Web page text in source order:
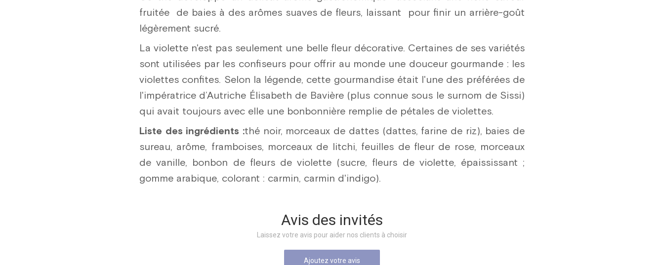
fruitée de baies à des arômes suaves de fleurs, laissant pour finir un arrière-goût
légèrement sucré.
La violette n'est pas seulement une belle fleur décorative. Certaines de ses variétés
sont utilisées par les confiseurs pour offrir au monde une douceur gourmande : les
violettes confites. Selon la légende, cette gourmandise était l'une des préférées de
l'impératrice d’Autriche Élisabeth de Bavière (plus connue sous le surnom de Sissi)
qui avait toujours avec elle une bonbonnière remplie de pétales de violettes.
Liste des ingrédients :thé noir, morceaux de dattes (dattes, farine de riz), baies de
sureau, arôme, framboises, morceaux de litchi, feuilles de fleur de rose, morceaux
de vanille, bonbon de fleurs de violette (sucre, fleurs de violette, épaississant ;
gomme arabique, colorant : carmin, carmin d'indigo).
Avis des invités
Laissez votre avis pour aider nos clients à choisir
Ajoutez votre avis